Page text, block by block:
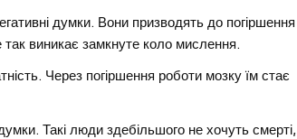
думки. Вони призводять до погіршення
виникає замкнуте коло мислення.
Через погіршення роботи мозку їм стає
Такі люди здебільшого не хочуть смерті,